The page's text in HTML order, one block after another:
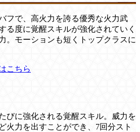
フで、高火力を誇る優秀な火力武
る度に覚醒スキルが強化されていく
。モーションも短くトップクラスに
こちら
びに強化される覚醒スキル。威力を
火力を出すことができ、7回分スト